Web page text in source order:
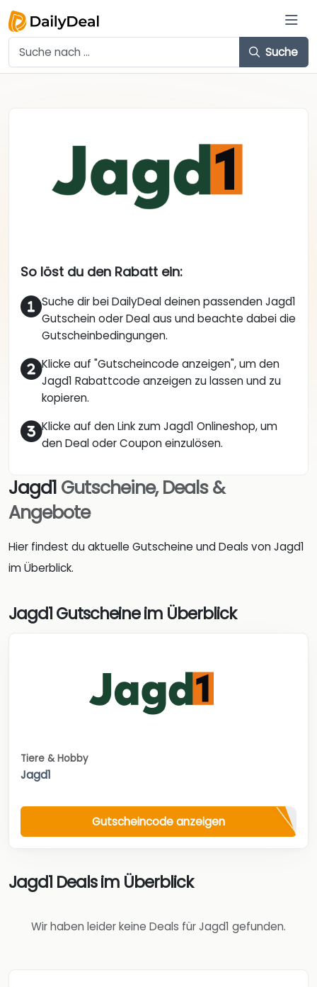
Suche
So löst du den Rabatt ein:
Suche dir bei DailyDeal deinen passenden Jagd1
Gutschein oder Deal aus und beachte dabei die
Gutscheinbedingungen.
Klicke auf "Gutscheincode anzeigen", um den
Jagd1 Rabattcode anzeigen zu lassen und zu
kopieren.
Klicke auf den Link zum Jagd1 Onlineshop, um
den Deal oder Coupon einzulösen.
Jagd1 Gutscheine, Deals &
Angebote
Hier findest du aktuelle Gutscheine und Deals von Jagd1
im Überblick.
Jagd1 Gutscheine im Überblick
Tiere & Hobby
Jagd1
Gutscheincode anzeigen
Jagd1 Deals im Überblick
Wir haben leider keine Deals für Jagd1 gefunden.